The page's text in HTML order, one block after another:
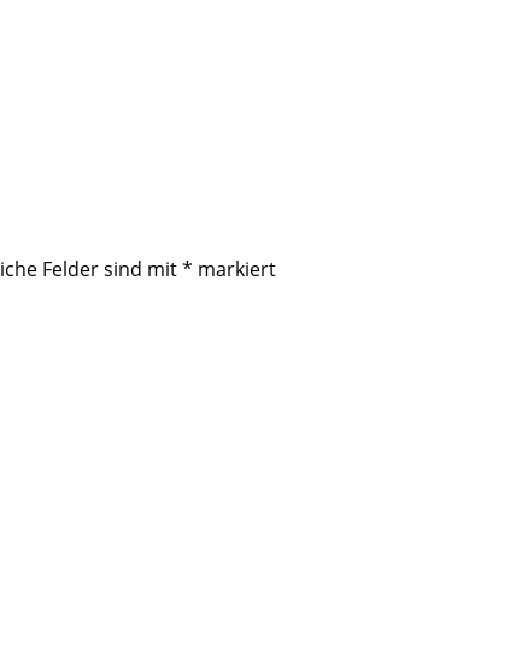
Felder sind mit* markiert